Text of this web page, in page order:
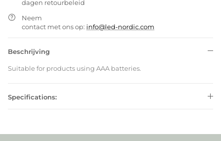
dagen retourbeleid
Neem
contact met ons op: info@led-nordic.com
Beschrijving
Suitable for products using AAA batteries.
Specifications: